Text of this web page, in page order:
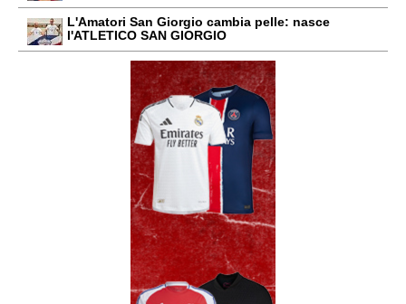
L'Amatori San Giorgio cambia pelle: nasce
l'ATLETICO SAN GIORGIO